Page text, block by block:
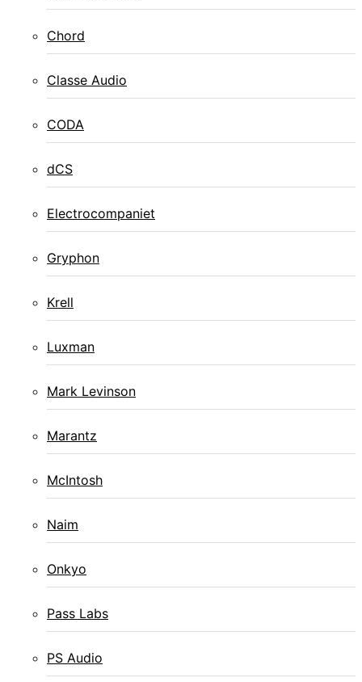
Chord
Classe Audio
CODA
dCS
Electrocompaniet
Gryphon
Krell
Luxman
Mark Levinson
Marantz
McIntosh
Naim
Onkyo
Pass Labs
PS Audio